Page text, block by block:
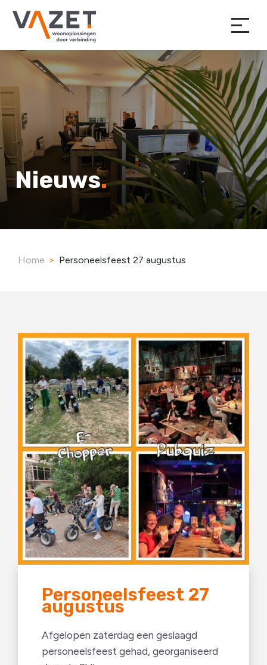
Nieuws
Home > Personeelsfeest 27 augustus
Personeelsfeest 27
augustus
Afgelopen zaterdag een geslaagd
personeelsfeest gehad, georganiseerd